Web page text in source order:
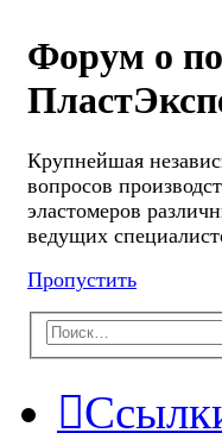
Форум о
Крупнейшая
вопросов
эластомеров
ведущих
Пропустить